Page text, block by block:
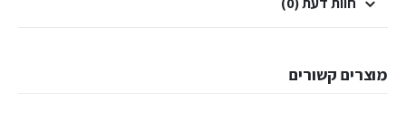
מוצרים קשורים